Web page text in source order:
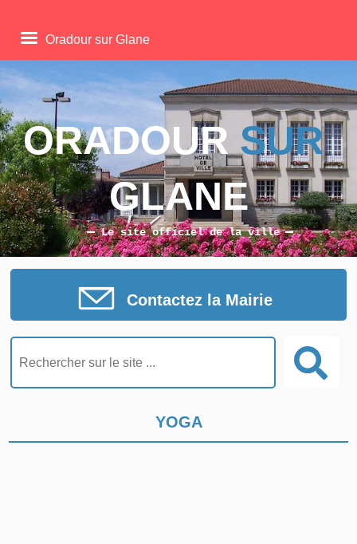
ORADOUR SUR
GLANE
Le site officiel de la ville
YOGA
Oradour sur Glane